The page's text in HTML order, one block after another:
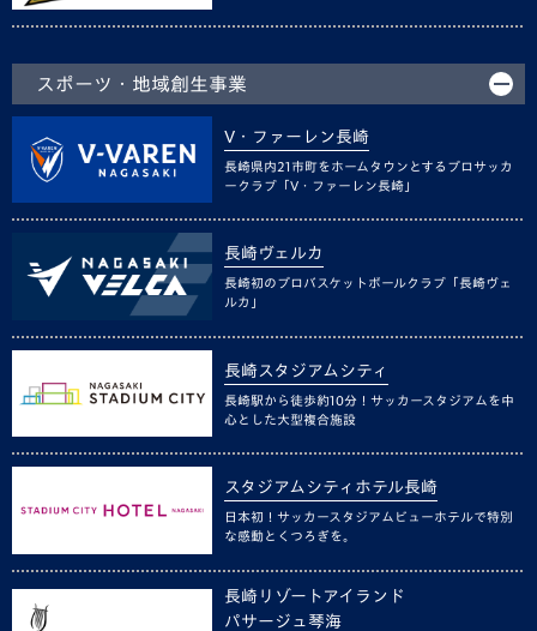
スポーツ・地域創生事業
V・ファーレン長崎
長崎県内21市町をホームタウンとするプロサッカ
ークラブ「V・ファーレン長崎」
長崎ヴェルカ
長崎初のプロバスケットボールクラブ「長崎ヴェ
ルカ」
長崎スタジアムシティ
長崎駅から徒歩約10分！サッカースタジアムを中
心とした大型複合施設
スタジアムシティホテル長崎
日本初！サッカースタジアムビューホテルで特別
な感動とくつろぎを。
長崎リゾートアイランド
パサージュ琴海